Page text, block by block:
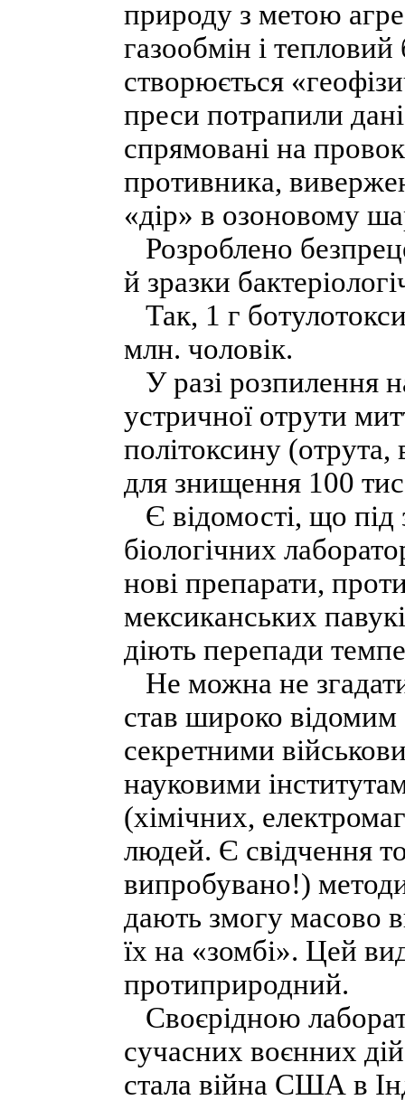
природу з метою
газообмін і
створюється
преси потрапили
спрямовані на
противника,
«дір» в озоновому
Розроблено
й зразки
Так, 1 г
млн. чоловік.
У разі розпилення
устричної отрути
політоксину (отрута,
для знищення 100
Є відомості, що під
біологічних
нові препарати,
мексиканських
діють перепади
Не можна не
став широко відомим
секретними
науковими
(хімічних,
людей. Є свідчення
випробувано!)
дають змогу масово
їх на «зомбі». Цей
протиприродний.
Своєрідною
сучасних воєнних
стала війна США в